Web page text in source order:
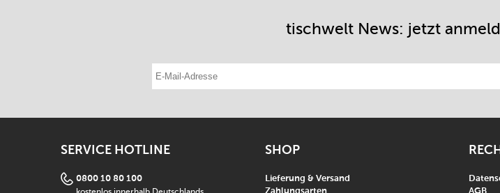
tischwelt News: jetzt
E-Mail-Adresse eintragen
SERVICE HOTLINE
0800 10 80 100
SHOP
Lieferung & Versand